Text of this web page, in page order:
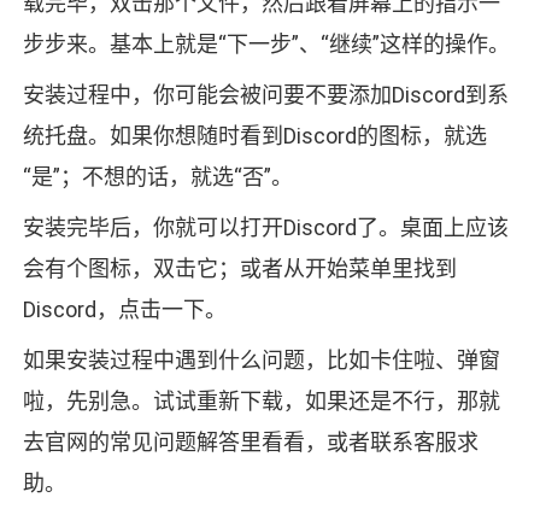
步步来。基本上就是“下一步”、“继续”这样的操作。
安装过程中，你可能会被问要不要添加Discord到系
统托盘。如果你想随时看到Discord的图标，就选
“是”；不想的话，就选“否”。
安装完毕后，你就可以打开Discord了。桌面上应该
会有个图标，双击它；或者从开始菜单里找到
Discord，点击一下。
如果安装过程中遇到什么问题，比如卡住啦、弹窗
啦，先别急。试试重新下载，如果还是不行，那就
去官网的常见问题解答里看看，或者联系客服求
助。